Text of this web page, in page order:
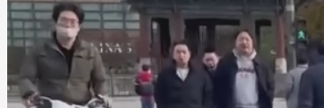
VIP会员 CCTV奥林匹克频道
财经 教育 乡村振兴 生态环境
大国智造 大国保险